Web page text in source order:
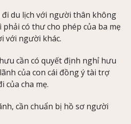
du lịch với người thân không
phải có thư cho phép của ba mẹ
với người khác.
cần có quyết định nghỉ hưu
của con cái đồng ý tài trợ
của cha mẹ.
cần chuẩn bị hồ sơ người